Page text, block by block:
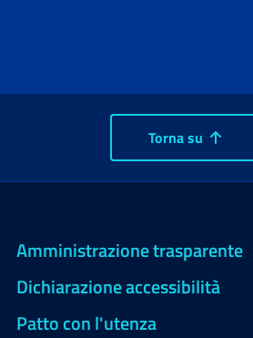
Torna su
Amministrazione trasparente
Dichiarazione accessibilità
Patto con l'utenza